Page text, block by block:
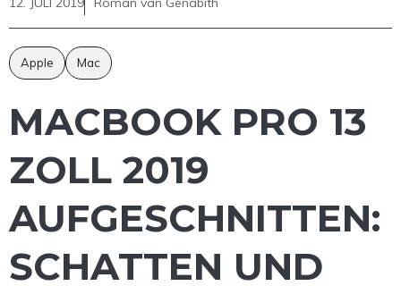
Apple Mac
MACBOOK PRO 13
ZOLL 2019
AUFGESCHNITTEN:
SCHATTEN UND